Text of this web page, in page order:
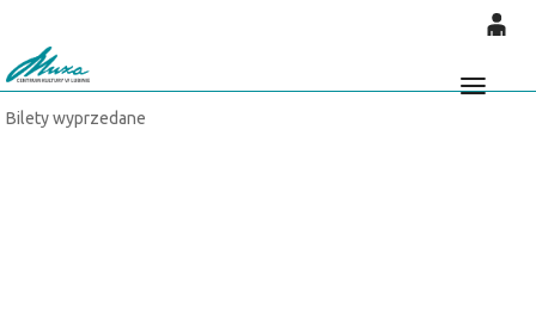
Bilety wyprzedane